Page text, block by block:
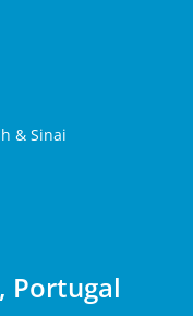
& Sinai
Portugal